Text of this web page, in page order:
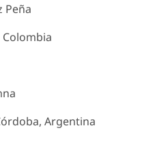
Peña
Argentina